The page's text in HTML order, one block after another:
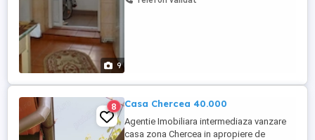
9
8 Casa Chercea 40.000
Agentie Imobiliara intermediaza vanzare
casa zona Chercea in apropiere de